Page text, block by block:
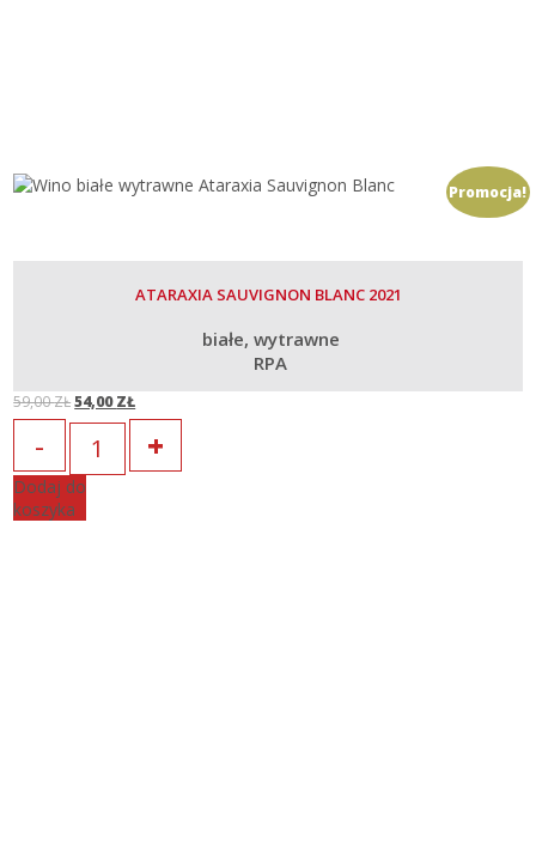
Promocja!
ATARAXIA SAUVIGNON BLANC 2021
białe wytrawne
RPA
59,00ZŁ
Original
price
54,00ZŁ
Current
price
Dodaj do
koszyka